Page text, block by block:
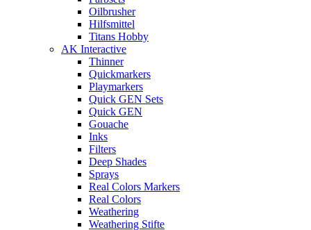
Oilbrusher
Hilfsmittel
Titans Hobby
AK Interactive
Thinner
Quickmarkers
Playmarkers
Quick GEN Sets
Quick GEN
Gouache
Inks
Filters
Deep Shades
Sprays
Real Colors Markers
Real Colors
Weathering
Weathering Stifte